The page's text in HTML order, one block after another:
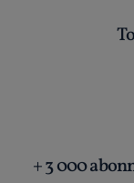
+ 3 000